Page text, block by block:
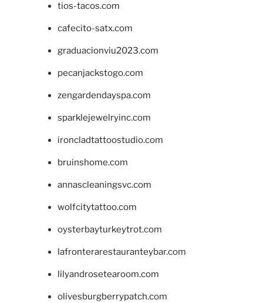
tios-tacos.com
cafecito-satx.com
graduacionviu2023.com
pecanjackstogo.com
zengardendayspa.com
sparklejewelryinc.com
ironcladtattoostudio.com
bruinshome.com
annascleaningsvc.com
wolfcitytattoo.com
oysterbayturkeytrot.com
lafronterarestauranteybar.com
lilyandrosetearoom.com
olivesburgberrypatch.com